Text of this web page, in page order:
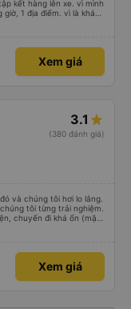
kết hàng lên xe. vì mình
điểm. vì là khách
tuy nhiên rất mong
và lựa chọn số 1 quy
xe từ thời sinh viên"
Xem giá
3.1
(380 đánh giá)
và chúng tôi hơi lo lắng.
tôi từng trải nghiệm.
chuyến đi khá ổn (mặc
^^), và chỗ ngồi thoải
Xem giá